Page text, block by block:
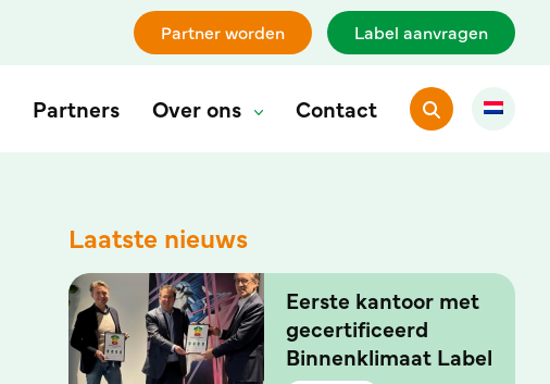
Besparingvan kosten door minder verzuim
Partner worden Label aanvragen
Partners Over ons Contact
Laatste nieuws
Eerste kantoor met
gecertificeerd
Binnenklimaat Label